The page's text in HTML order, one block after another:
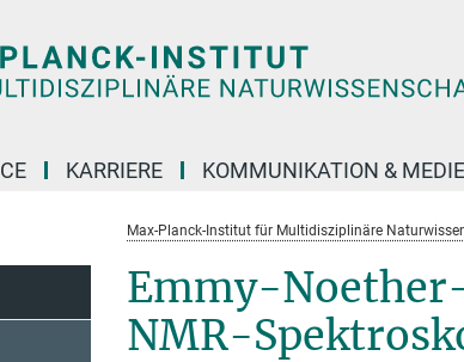
KARRIERE KOMMUNIKATION &
Max-Planck-Institut für Multidisziplinäre
Emmy-
NMR-